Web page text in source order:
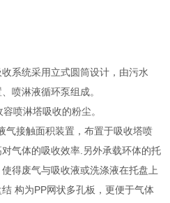
系统采用立式圆筒设计，由污水
喷淋液循环泵组成。
喷淋塔吸收的粉尘。
气接触面积装置，布置于吸收塔喷
气体的吸收效率.另外承载环体的托
得废气与吸收液或洗涤液在托盘上
构为PP网状多孔板，更便于气体